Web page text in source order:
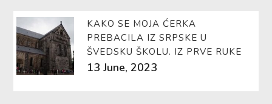
KAKO SE MOJA ĆERKA
PREBACILA IZ SRPSKE U
ŠVEDSKU ŠKOLU. IZ PRVE RUKE
13 June, 2023